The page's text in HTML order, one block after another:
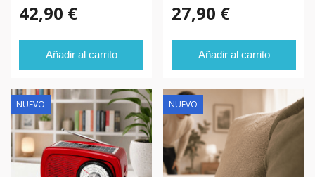
42,90 €
Añadir al carrito
27,90 €
Añadir al carrito
NUEVO NUEVO